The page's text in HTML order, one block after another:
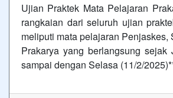
Ujian Praktek Mata Pelajaran
rangkaian dari seluruh ujian
meliputi mata pelajaran Penjaskes,
Prakarya yang berlangsung sejak
sampai dengan Selasa (11/2/